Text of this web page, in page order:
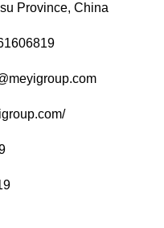
Province, China